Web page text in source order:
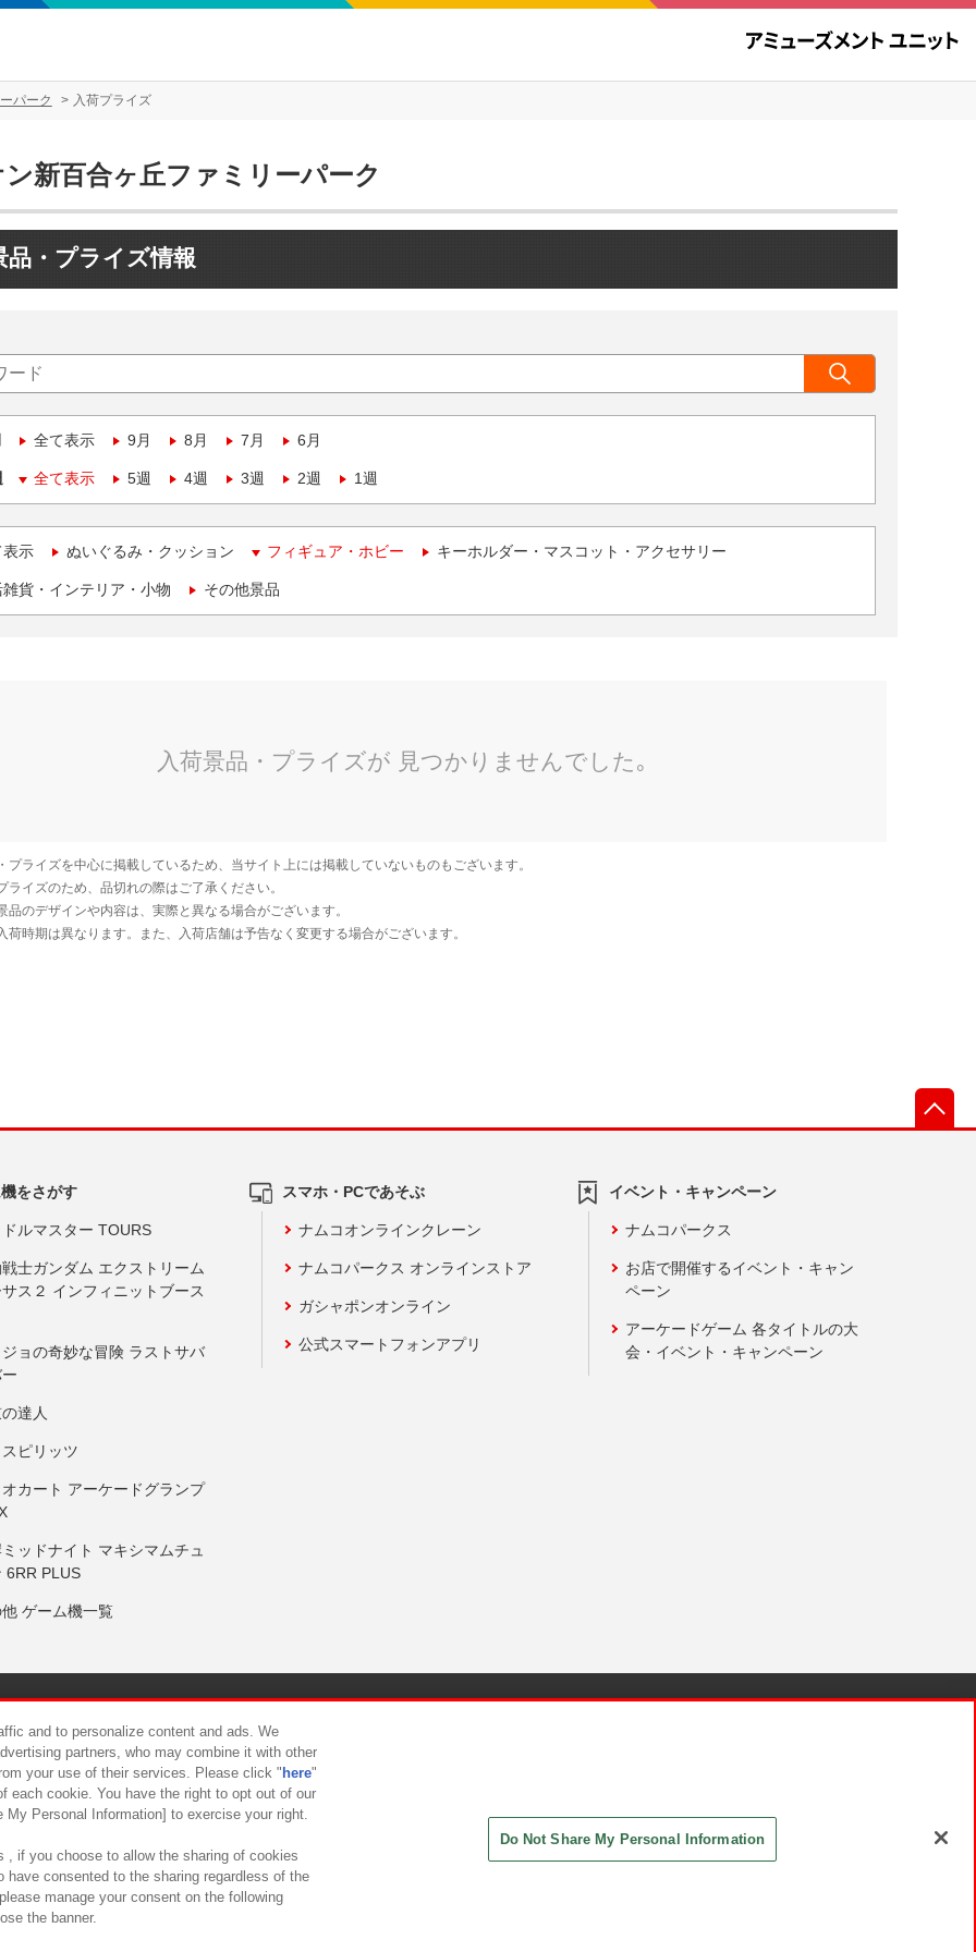
パーク 入荷プライズ
新百合ヶ丘ファミリーパーク
品・プライズ情報
全て表示 9月 8月 7月 6月
全て表示 5週 4週 3週 2週 1週
表示 ぬいぐるみ・クッション フィギュア・ホビー キーホルダー・マスコット・アクセサリー
貨・インテリア・小物 その他景品
をさがす
ルマスター TOURS
士ガンダム エクストリーム
ス２ インフィニットブース
ョの奇妙な冒険 ラストサバ
達人
ピリッツ
カート アーケードグランプ
ッドナイト マキシマムチュ
6RR PLUS
ゲーム機一覧
スマホ・PCであそぶ
ナムコオンラインクレーン
ナムコパークス オンラインストア
ガシャポンオンライン
公式スマートフォンアプリ
イベント・キャンペーン
ナムコパークス
お店で開催するイベント・キャン
ペーン
アーケードゲーム 各タイトルの大
会・イベント・キャンペーン
について カスタマーハラスメント対応方針
and to personalize content and ads. We
partners, who may combine it with other
your use of their services. Please click " here"
each cookie. You have the right to opt out of our
Personal Information] to exercise your right.
, if you choose to allow the sharing of cookies
have consented to the sharing regardless of the
manage your consent on the following
the banner.
Do Not Share My Personal Information